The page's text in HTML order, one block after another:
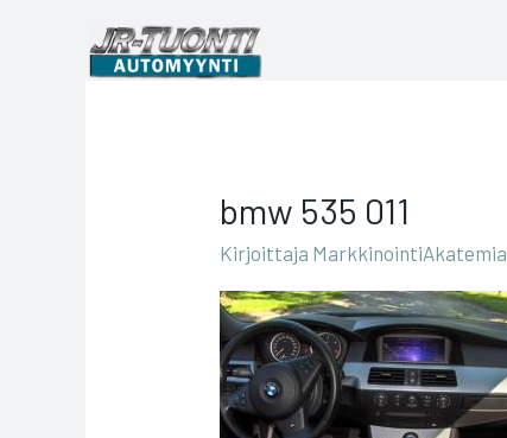
bmw 535 011
Kirjoittaja MarkkinointiAkatemia